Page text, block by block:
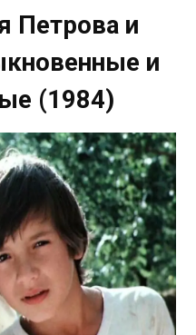
Петрова и
и
(1984)